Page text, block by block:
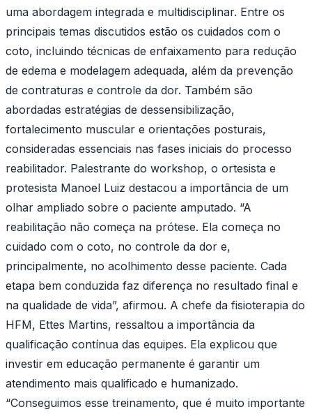
uma abordagem integrada e multidisciplinar. Entre os
principais temas discutidos estão os cuidados com o
coto, incluindo técnicas de enfaixamento para redução
de edema e modelagem adequada, além da prevenção
de contraturas e controle da dor. Também são
abordadas estratégias de dessensibilização,
fortalecimento muscular e orientações posturais,
consideradas essenciais nas fases iniciais do processo
reabilitador. Palestrante do workshop, o ortesista e
protesista Manoel Luiz destacou a importância de um
olhar ampliado sobre o paciente amputado. “A
reabilitação não começa na prótese. Ela começa no
cuidado com o coto, no controle da dor e,
principalmente, no acolhimento desse paciente. Cada
etapa bem conduzida faz diferença no resultado final e
na qualidade de vida”, afirmou. A chefe da fisioterapia do
HFM, Ettes Martins, ressaltou a importância da
qualificação contínua das equipes. Ela explicou que
investir em educação permanente é garantir um
atendimento mais qualificado e humanizado.
“Conseguimos esse treinamento, que é muito importante